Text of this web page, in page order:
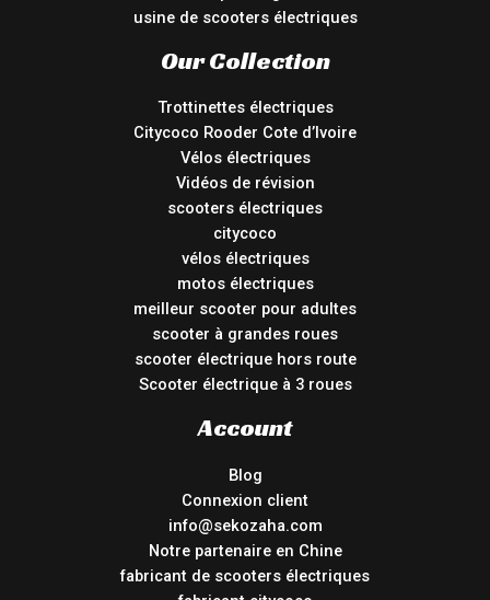
usine de scooters électriques
Our Collection
Trottinettes électriques
Citycoco Rooder Cote d’Ivoire
Vélos électriques
Vidéos de révision
scooters électriques
citycoco
vélos électriques
motos électriques
meilleur scooter pour adultes
scooter à grandes roues
scooter électrique hors route
Scooter électrique à 3 roues
Account
Blog
Connexion client
info@sekozaha.com
Notre partenaire en Chine
fabricant de scooters électriques